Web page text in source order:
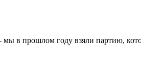
в прошлом году взяли партию,